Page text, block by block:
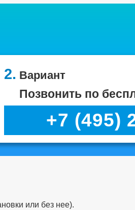
2. Вариант
Позвонить по
+7 (495)
или без нее).